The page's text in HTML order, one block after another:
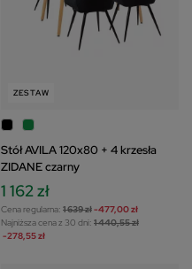
ZESTAW
Stół AVILA 120x80 + 4 krzesła
ZIDANE czarny
1 162 zł
Cena regularna: 1 639 zł-477,00 zł
Najniższa cena z 30 dni: 1 440,55 zł
-278,55 zł